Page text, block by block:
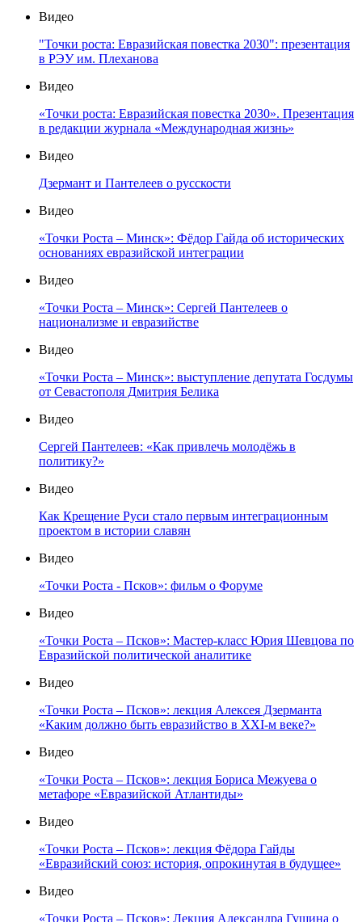
Видео
"Точки роста: Евразийская повестка 2030": презентация
в РЭУ им. Плеханова
Видео
«Точки роста: Евразийская повестка 2030». Презентация
в редакции журнала «Международная жизнь»
Видео
Дзермант и Пантелеев о русскости
Видео
«Точки Роста – Минск»: Фёдор Гайда об исторических
основаниях евразийской интеграции
Видео
«Точки Роста – Минск»: Сергей Пантелеев о
национализме и евразийстве
Видео
«Точки Роста – Минск»: выступление депутата Госдумы
от Севастополя Дмитрия Белика
Видео
Сергей Пантелеев: «Как привлечь молодёжь в
политику?»
Видео
Как Крещение Руси стало первым интеграционным
проектом в истории славян
Видео
«Точки Роста - Псков»: фильм о Форуме
Видео
«Точки Роста – Псков»: Мастер-класс Юрия Шевцова по
Евразийской политической аналитике
Видео
«Точки Роста – Псков»: лекция Алексея Дзерманта
«Каким должно быть евразийство в XXI-м веке?»
Видео
«Точки Роста – Псков»: лекция Бориса Межуева о
метафоре «Евразийской Атлантиды»
Видео
«Точки Роста – Псков»: лекция Фёдора Гайды
«Евразийский союз: история, опрокинутая в будущее»
Видео
«Точки Роста – Псков»: Лекция Александра Гущина о